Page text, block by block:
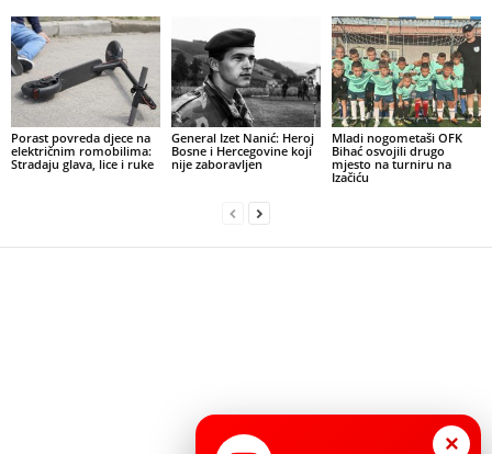
Porast povreda djece na
električnim romobilima:
Stradaju glava, lice i ruke
General Izet Nanić: Heroj
Bosne i Hercegovine koji
nije zaboravljen
Mladi nogometaši OFK
Bihać osvojili drugo
mjesto na turniru na
Izačiću
×